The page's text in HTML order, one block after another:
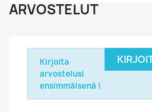
ARVOSTELUT
Kirjoita
arvostelusi
ensimmäisenä !